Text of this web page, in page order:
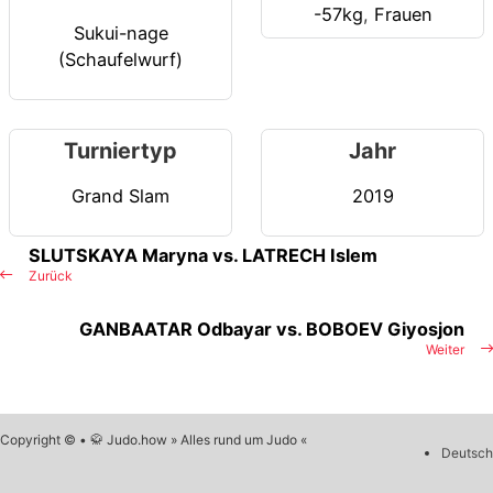
Sukui-nage
(Schaufelwurf)
-57kg, Frauen
Turniertyp
Grand Slam
Jahr
2019
Zurück
SLUTSKAYA Maryna vs. LATRECH Islem
Weiter
GANBAATAR Odbayar vs. BOBOEV Giyosjon
Copyright © • 🥋 Judo.how » Alles rund um Judo «
Deutsch